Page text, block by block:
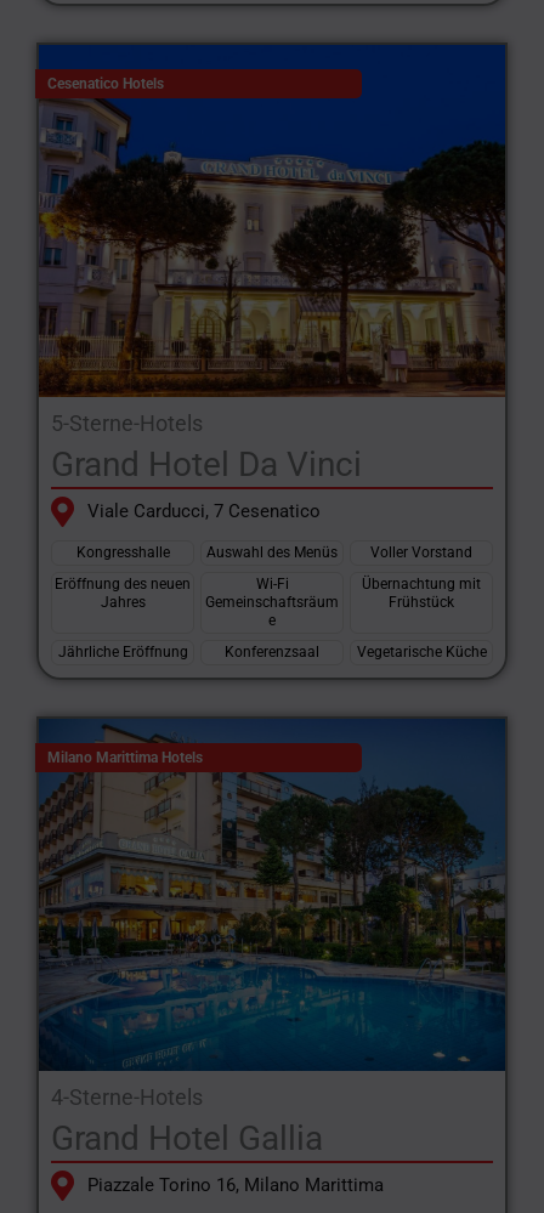
Cesenatico Hotels
5-Sterne-Hotels
Grand Hotel Da Vinci
Viale Carducci, 7 Cesenatico
Kongresshalle Auswahl des Menüs
Voller Vorstand
Eröffnung des neuen
Jahres
Wi-Fi
Gemeinschaftsräum
e
Übernachtung mit
Frühstück
Jährliche Eröffnung Konferenzsaal Vegetarische Küche
Milano Marittima Hotels
4-Sterne-Hotels
Grand Hotel Gallia
Piazzale Torino 16, Milano Marittima